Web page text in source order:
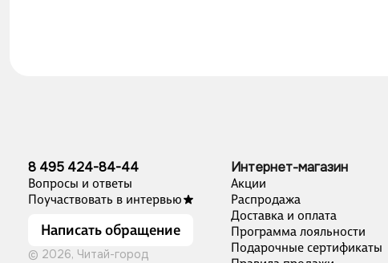
8 495 424-84-44
Вопросы и ответы
Поучаствовать в интервью
Написать обращение
© 2026, Читай-город
Интернет-магазин
Акции
Распродажа
Доставка и оплата
Программа лояльности
Подарочные сертификаты